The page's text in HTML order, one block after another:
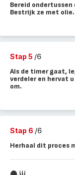
Bereid
Bestrijk ze met olie.
Stap 5 /6
Als de timer gaat,
verdeler en hervat
om.
Stap 6 /6
Herhaal dit proces